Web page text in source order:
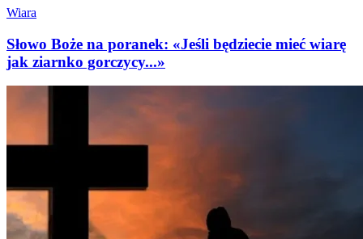
Wiara
Słowo Boże na poranek: «Jeśli będziecie mieć wiarę
jak ziarnko gorczycy...»